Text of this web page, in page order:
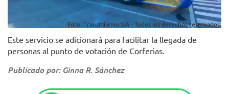
Foto: TransMilenio S.A.- Todos los derechos reservados.
Este servicio se adicionará para facilitar la llegada de
personas al punto de votación de Corferias.
Publicado por: Ginna R. Sánchez